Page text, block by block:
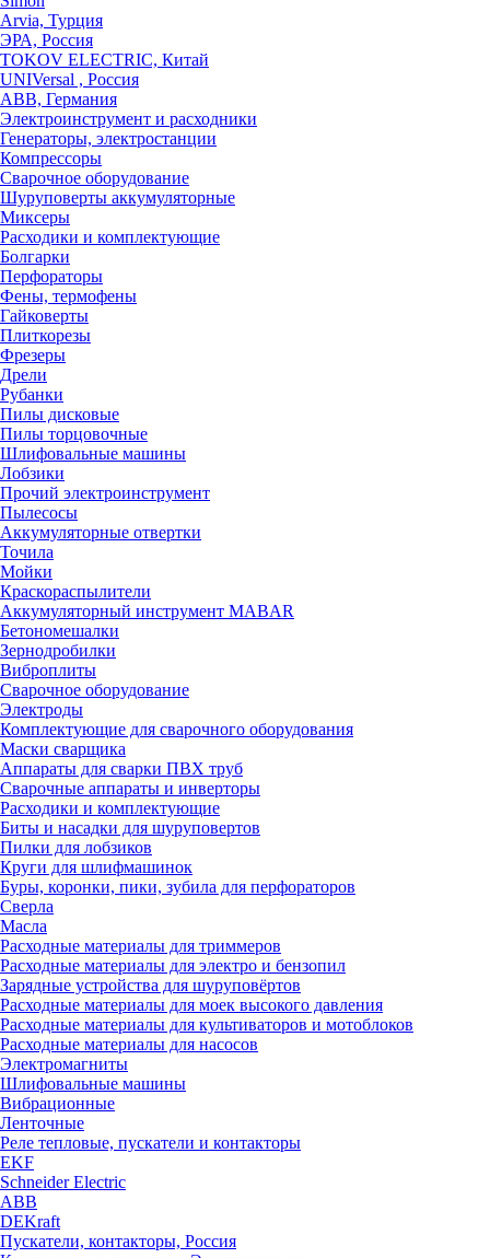
Arvia, Турция
ЭРА, Россия
TOKOV ELECTRIC, Китай
UNIVersal , Россия
ABB, Германия
Электроинструмент и расходники
Генераторы, электростанции
Компрессоры
Сварочное оборудование
Шуруповерты аккумуляторные
Миксеры
Расходики и комплектующие
Болгарки
Перфораторы
Фены, термофены
Гайковерты
Плиткорезы
Фрезеры
Дрели
Рубанки
Пилы дисковые
Пилы торцовочные
Шлифовальные машины
Лобзики
Прочий электроинструмент
Пылесосы
Аккумуляторные отвертки
Точила
Мойки
Краскораспылители
Аккумуляторный инструмент MABAR
Бетономешалки
Зернодробилки
Виброплиты
Сварочное оборудование
Электроды
Комплектующие для сварочного оборудования
Маски сварщика
Аппараты для сварки ПВХ труб
Сварочные аппараты и инверторы
Расходики и комплектующие
Биты и насадки для шуруповертов
Пилки для лобзиков
Круги для шлифмашинок
Буры, коронки, пики, зубила для перфораторов
Сверла
Масла
Расходные материалы для триммеров
Расходные материалы для электро и бензопил
Зарядные устройства для шуруповёртов
Расходные материалы для моек высокого давления
Расходные материалы для культиваторов и мотоблоков
Расходные материалы для насосов
Электромагниты
Шлифовальные машины
Вибрационные
Ленточные
Реле тепловые, пускатели и контакторы
EKF
Schneider Electric
ABB
DEKraft
Пускатели, контакторы, Россия